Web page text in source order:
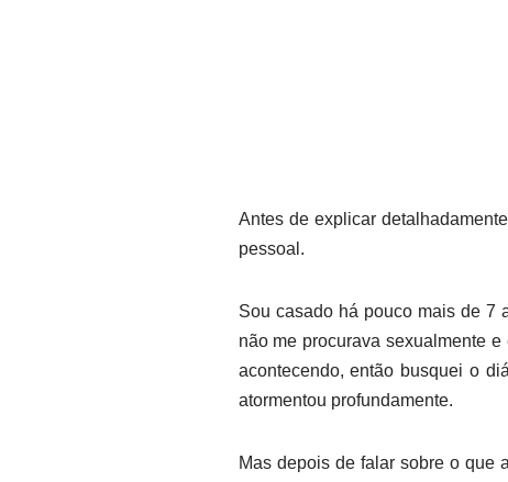
Antes de explicar
pessoal.
Sou casado há pouco mais de 7
não me procurava sexualmente
acontecendo, então busquei o
atormentou profundamente.
Mas depois de falar sobre o que